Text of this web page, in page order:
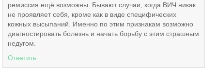
ремиссия ещё возможны. Бывают случаи, когда ВИЧ никак
не проявляет себя, кроме как в виде специфических
кожных высыпаний. Именно по этим признакам возможно
диагностировать болезнь и начать борьбу с этим страшным
недугом.
Ответить